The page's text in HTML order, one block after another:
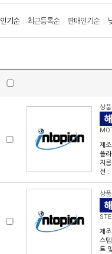
인기순| 최근등록순| 판매인기순|
상
제
폴
지
선 :
상
제
스
트